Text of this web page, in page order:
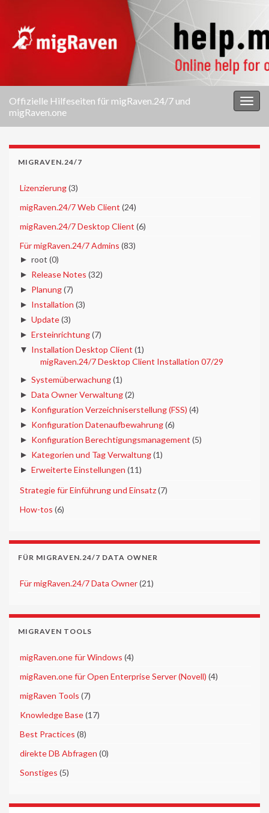
Offizielle Hilfeseiten für migRaven.24/7 und
migRaven.one
MIGRAVEN.24/7
Lizenzierung(3)
migRaven.24/7 Web Client (24)
migRaven.24/7 Desktop Client (6)
Für migRaven.24/7 Admins (83)
► root (0)
► Release Notes (32)
► Planung(7)
► Installation (3)
► Update(3)
► Ersteinrichtung(7)
▼ Installation Desktop Client (1)
migRaven.24/7 Desktop Client Installation 07/29
► Systemüberwachung(1)
► Data Owner Verwaltung(2)
► Konfiguration Verzeichniserstellung (FSS) (4)
► Konfiguration Datenaufbewahrung(6)
► Konfiguration Berechtigungsmanagement (5)
► Kategorien und Tag Verwaltung(1)
► Erweiterte Einstellungen (11)
Strategie für Einführung und Einsatz(7)
How-tos (6)
FÜR MIGRAVEN.24/7 DATA OWNER
Für migRaven.24/7 Data Owner(21)
MIGRAVEN TOOLS
migRaven.one für Windows (4)
migRaven.one für Open Enterprise Server (Novell) (4)
migRaven Tools (7)
Knowledge Base(17)
Best Practices (8)
direkte DB Abfragen (0)
Sonstiges (5)